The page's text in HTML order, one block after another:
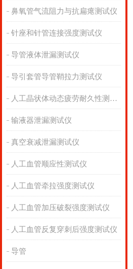
鼻氧管气流阻力与抗扁瘪测试仪
针座和针管连接强度测试仪
导管液体泄漏测试仪
导引套管导管鞘拉力测试仪
人工晶状体动态疲劳耐久性测试仪
输液器泄漏测试仪
真空衰减泄漏测试仪
人工血管顺应性测试仪
人工血管牵拉强度测试仪
人工血管加压破裂强度测试仪
人工血管反复穿刺后强度测试仪
导管